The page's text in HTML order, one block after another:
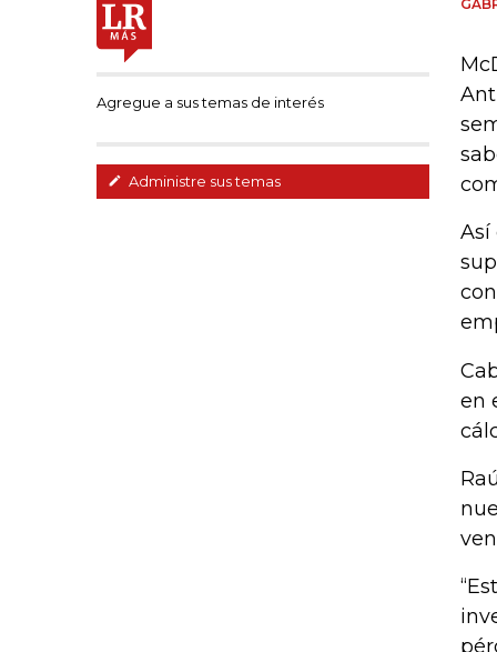
Agregue a sus temas de interés
Administre sus temas
Así
en